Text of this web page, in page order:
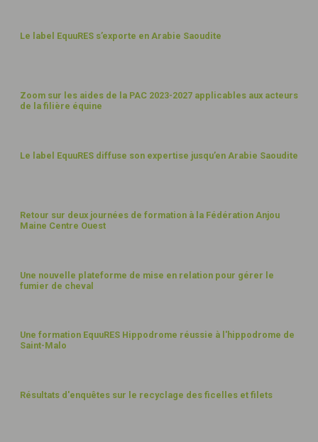
8
Le label EquuRES s’exporte en Arabie Saoudite
2
FÉVR23
Zoom sur les aides de la PAC 2023-2027 applicables aux acteurs
de la filière équine
27
Le label EquuRES diffuse son expertise jusqu’en Arabie Saoudite
23
JANV 23
Retour sur deux journées de formation à la Fédération Anjou
Maine Centre Ouest
17
OCT 22
Une nouvelle plateforme de mise en relation pour gérer le
fumier de cheval
29
SEPT22
Une formation EquuRES Hippodrome réussie à l'hippodrome de
Saint-Malo
5
Résultats d'enquêtes sur le recyclage des ficelles et filets